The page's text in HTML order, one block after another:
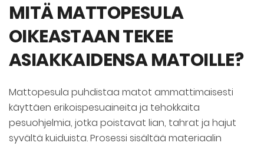
MITÄ MATTOPESULA
OIKEASTAAN TEKEE
ASIAKKAIDENSA MATOILLE?
Mattopesula puhdistaa matot ammattimaisesti
käyttäen erikoispesuaineita ja tehokkaita
pesuohjelmia, jotka poistavat lian, tahrat ja hajut
syvältä kuiduista. Prosessi sisältää materiaalin